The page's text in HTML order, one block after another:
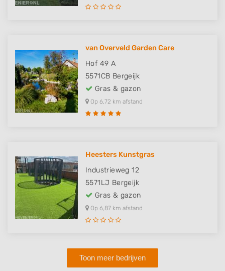
van Overveld Garden Care
Hof 49 A
5571CB Bergeijk
Gras & gazon
Op 6,72 km afstand
Heesters Kunstgras
Industrieweg 12
5571LJ Bergeijk
Gras & gazon
Op 6,87 km afstand
Toon meer bedrijven